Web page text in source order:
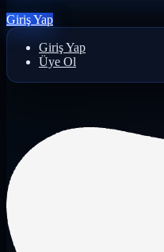
Giriş Yap
Giriş Yap
Üye Ol